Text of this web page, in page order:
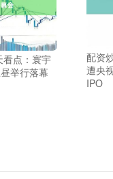
点：寰宇
举行落幕
配资
遭央
IPO